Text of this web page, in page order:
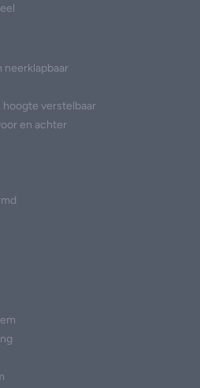
neerklapbaar
verstelbaar
en achter